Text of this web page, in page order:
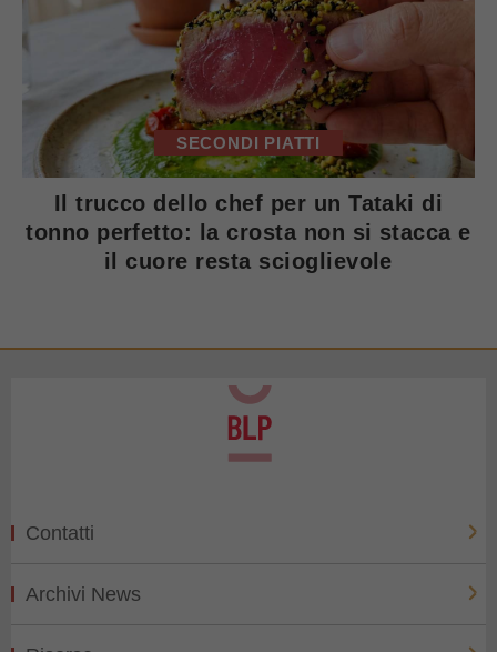
SECONDI PIATTI
Il trucco dello chef per un Tataki di
tonno perfetto: la crosta non si stacca e
il cuore resta scioglievole
Contatti
Archivi News